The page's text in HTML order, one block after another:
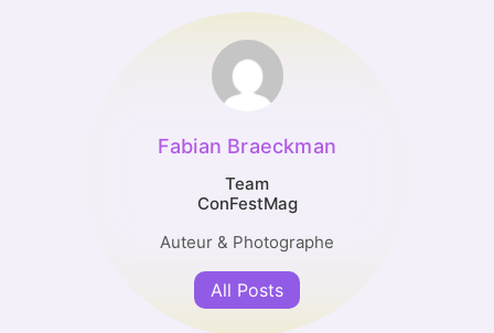
Fabian Braeckman
Team
ConFestMag
Auteur & Photographe
All Posts